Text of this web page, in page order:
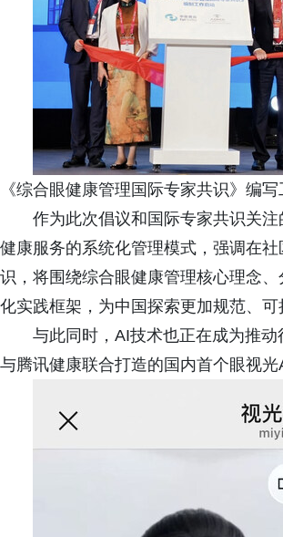
《综合眼健康管理国际专家共识》编
作为此次倡议和国际专家共识关
健康服务的系统化管理模式，强调在
识，将围绕综合眼健康管理核心理念
化实践框架，为中国探索更加规范、
与此同时，AI技术也正在成为推
与腾讯健康联合打造的国内首个眼视光